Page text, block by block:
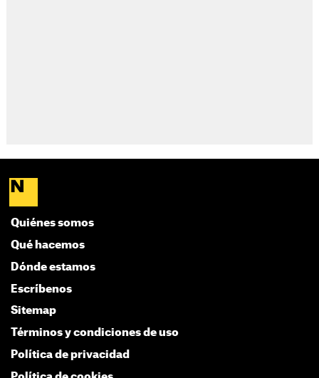
Quiénes somos
Qué hacemos
Dónde estamos
Escríbenos
Sitemap
Términos y condiciones de uso
Política de privacidad